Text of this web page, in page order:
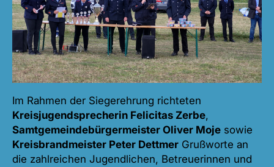
Im Rahmen der Siegerehrung richteten
Kreisjugendsprecherin Felicitas Zerbe,
Samtgemeindebürgermeister Oliver Moje sowie
Kreisbrandmeister Peter Dettmer Grußworte an
die zahlreichen Jugendlichen, Betreuerinnen und